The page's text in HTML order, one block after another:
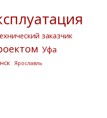
заказчик
Уфа
Ярославль